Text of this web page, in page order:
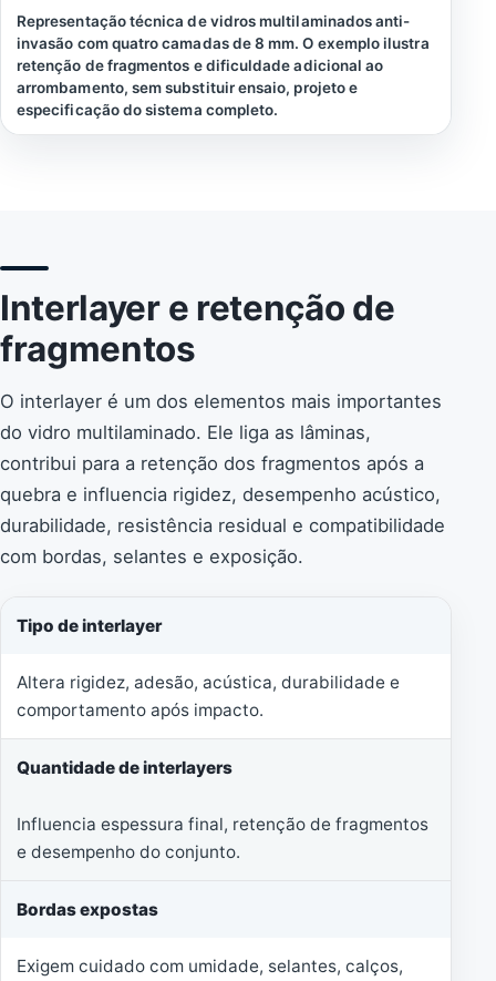
Representação técnica de vidros multilaminados anti-
invasão com quatro camadas de 8 mm. O exemplo ilustra
retenção de fragmentos e dificuldade adicional ao
arrombamento, sem substituir ensaio, projeto e
especificação do sistema completo.
Interlayer e retenção de
fragmentos
O interlayer é um dos elementos mais importantes
do vidro multilaminado. Ele liga as lâminas,
contribui para a retenção dos fragmentos após a
quebra e influencia rigidez, desempenho acústico,
durabilidade, resistência residual e compatibilidade
com bordas, selantes e exposição.
Tipo de interlayer
Altera rigidez, adesão, acústica, durabilidade e
comportamento após impacto.
Quantidade de interlayers
Influencia espessura final, retenção de fragmentos
e desempenho do conjunto.
Bordas expostas
Exigem cuidado com umidade, selantes, calços,